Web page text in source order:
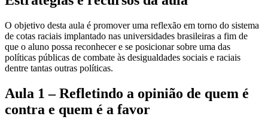
O objetivo desta aula é promover uma reflexão em torno do sistema
de cotas raciais implantado nas universidades brasileiras a fim de
que o aluno possa reconhecer e se posicionar sobre uma das
políticas públicas de combate às desigualdades sociais e raciais
dentre tantas outras políticas.
Aula 1 – Refletindo a opinião de quem é
contra e quem é a favor